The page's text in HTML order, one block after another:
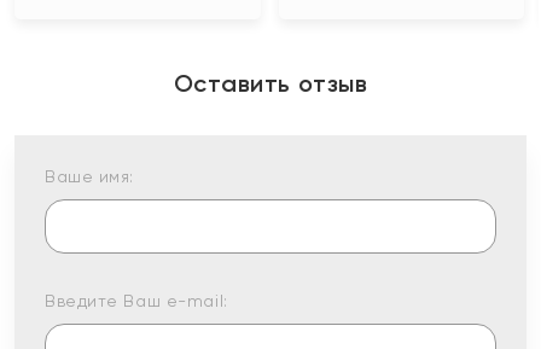
Оставить отзыв
Ваше имя:
Введите Ваш e-mail: